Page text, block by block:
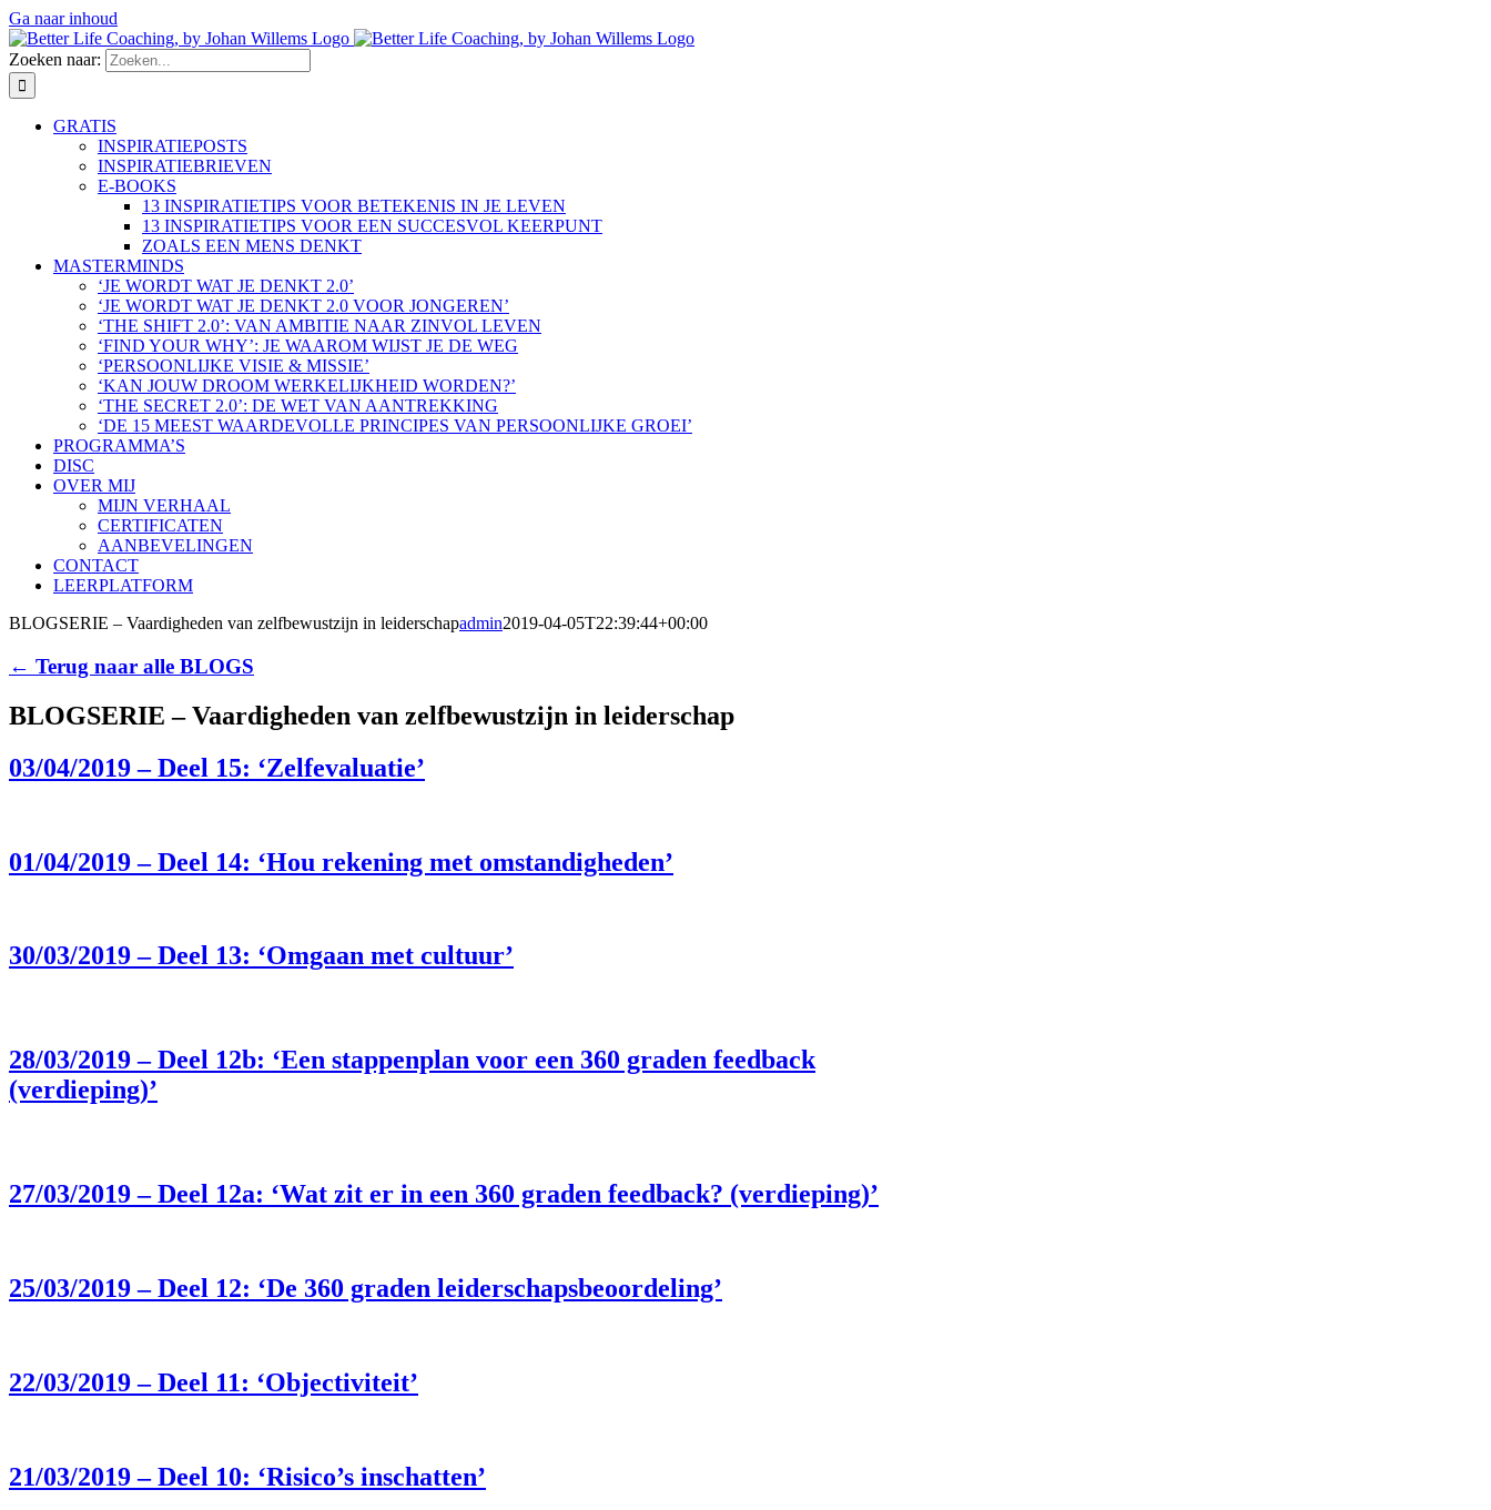
Ga naar inhoud
Zoeken naar:
GRATIS
INSPIRATIEPOSTS
INSPIRATIEBRIEVEN
E-BOOKS
13 INSPIRATIETIPS VOOR BETEKENIS IN JE LEVEN
13 INSPIRATIETIPS VOOR EEN SUCCESVOL KEERPUNT
ZOALS EEN MENS DENKT
MASTERMINDS
‘JE WORDT WAT JE DENKT 2.0’
‘JE WORDT WAT JE DENKT 2.0 VOOR JONGEREN’
‘THE SHIFT 2.0’: VAN AMBITIE NAAR ZINVOL LEVEN
‘FIND YOUR WHY’: JE WAAROM WIJST JE DE WEG
‘PERSOONLIJKE VISIE & MISSIE’
‘KAN JOUW DROOM WERKELIJKHEID WORDEN?’
‘THE SECRET 2.0’: DE WET VAN AANTREKKING
‘DE 15 MEEST WAARDEVOLLE PRINCIPES VAN PERSOONLIJKE GROEI’
PROGRAMMA’S
DISC
OVER MIJ
MIJN VERHAAL
CERTIFICATEN
AANBEVELINGEN
CONTACT
LEERPLATFORM
BLOGSERIE – Vaardigheden van zelfbewustzijn in leiderschapadmin2019-04-05T22:39:44+00:00
← Terug naar alle BLOGS
BLOGSERIE – Vaardigheden van zelfbewustzijn in leiderschap
03/04/2019 – Deel 15: ‘Zelfevaluatie’
01/04/2019 – Deel 14: ‘Hou rekening met omstandigheden’
30/03/2019 – Deel 13: ‘Omgaan met cultuur’
28/03/2019 – Deel 12b: ‘Een stappenplan voor een 360 graden feedback
(verdieping)’
27/03/2019 – Deel 12a: ‘Wat zit er in een 360 graden feedback? (verdieping)’
25/03/2019 – Deel 12: ‘De 360 graden leiderschapsbeoordeling’
22/03/2019 – Deel 11: ‘Objectiviteit’
21/03/2019 – Deel 10: ‘Risico’s inschatten’